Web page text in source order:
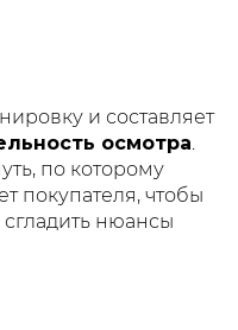
и составляет
осмотра.
по которому
покупателя, чтобы
сгладить нюансы